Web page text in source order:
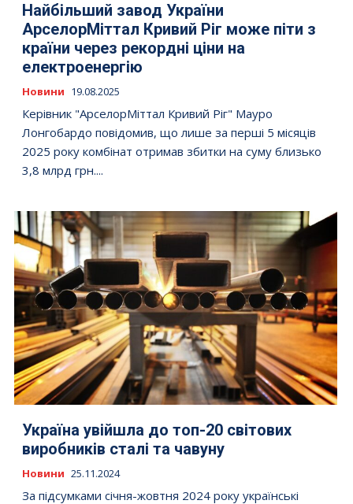
Найбільший завод України
АрселорМіттал Кривий Ріг може піти з
країни через рекордні ціни на
електроенергію
Новини 19.08.2025
Керівник "АрселорМіттал Кривий Ріг" Мауро
Лонгобардо повідомив, що лише за перші 5 місяців
2025 року комбінат отримав збитки на суму близько
3,8 млрд грн....
Україна увійшла до топ-20 світових
виробників сталі та чавуну
Новини 25.11.2024
За підсумками січня-жовтня 2024 року українські